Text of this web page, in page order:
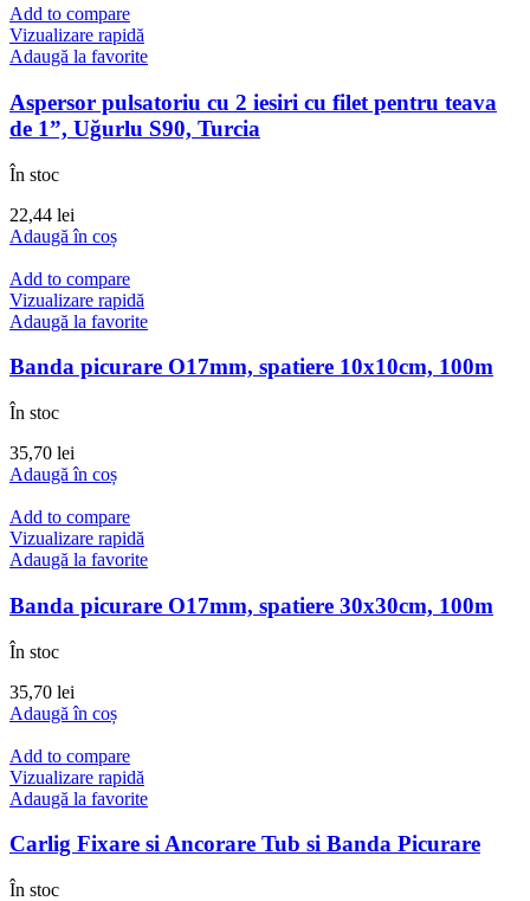
Add to compare
Vizualizare rapidă
Adaugă la favorite
Aspersor pulsatoriu cu 2 iesiri cu filet pentru teava
de 1”, Uğurlu S90, Turcia
În stoc
22,44 lei
Adaugă în coș
Add to compare
Vizualizare rapidă
Adaugă la favorite
Banda picurare O17mm, spatiere 10x10cm, 100m
În stoc
35,70 lei
Adaugă în coș
Add to compare
Vizualizare rapidă
Adaugă la favorite
Banda picurare O17mm, spatiere 30x30cm, 100m
În stoc
35,70 lei
Adaugă în coș
Add to compare
Vizualizare rapidă
Adaugă la favorite
Carlig Fixare si Ancorare Tub si Banda Picurare
În stoc